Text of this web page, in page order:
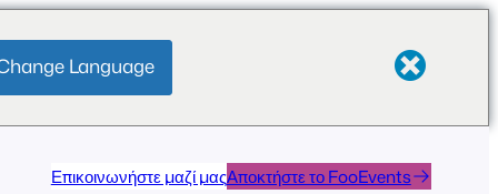
Language
Επικοινωνήστε μαζί μαςΑποκτήστε το FooEvents